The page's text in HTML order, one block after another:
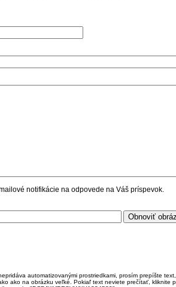
notifikácie na odpovede na Váš príspevok.
automatizovanými prostriedkami, prosím prepíšte
ako na obrázku veľké. Pokiaľ text neviete prečítať, kliknite